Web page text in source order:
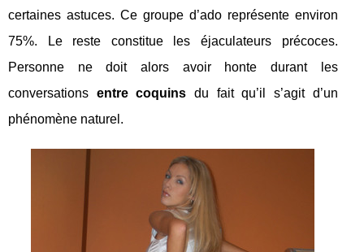
certaines astuces. Ce groupe d’ado représente environ
75%. Le reste constitue les éjaculateurs précoces.
Personne ne doit alors avoir honte durant les
conversations entre coquins du fait qu’il s’agit d’un
phénomène naturel.